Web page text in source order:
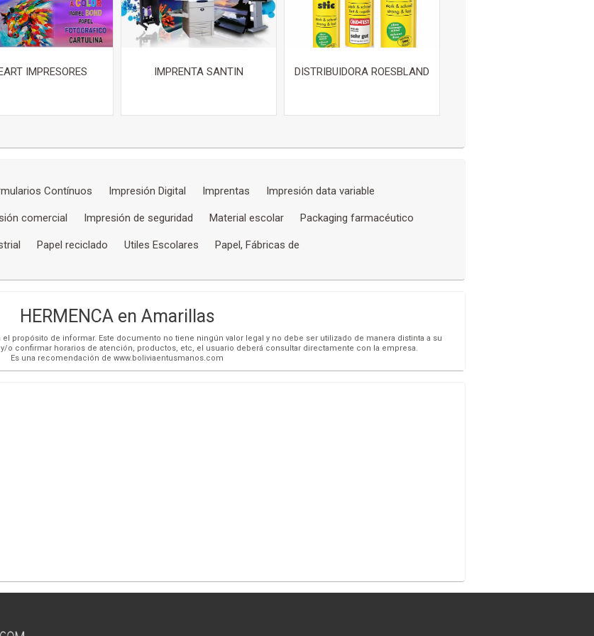
IMPRESORES IMPRENTA SANTIN DISTRIBUIDORA ROESBLAND
Contínuos Impresión Digital Imprentas Impresión data variable
comercial Impresión de seguridad Material escolar Packaging farmacéutico
Papel reciclado Utiles Escolares Papel, Fábricas de
HERMENCA en Amarillas
propósito de informar. Este documento no tiene ningún valor legal y no debe ser utilizado de manera distinta a su
o confirmar horarios de atención, productos, etc, el usuario deberá consultar directamente con la empresa.
Es una recomendación de www.boliviaentusmanos.com